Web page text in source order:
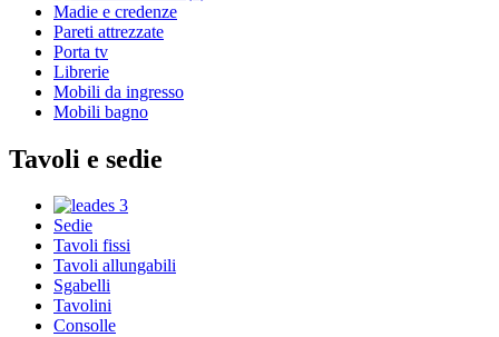
Madie e credenze
Pareti attrezzate
Porta tv
Librerie
Mobili da ingresso
Mobili bagno
Tavoli e sedie
Sedie
Tavoli fissi
Tavoli allungabili
Sgabelli
Tavolini
Consolle